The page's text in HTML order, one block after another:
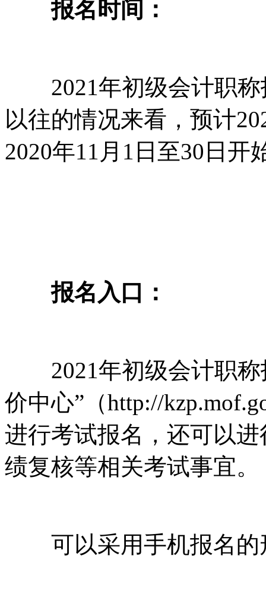
报名时间：
2021年初级会计职称
以往的情况来看，预计
2020年11月1日至30日
报名入口：
2021年初级会计职称
价中心”（http://
进行考试报名，还可以
绩复核等相关考试事宜。
可以采用手机报名的